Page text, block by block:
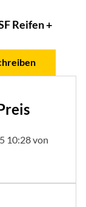
Reifen +
10:28 von